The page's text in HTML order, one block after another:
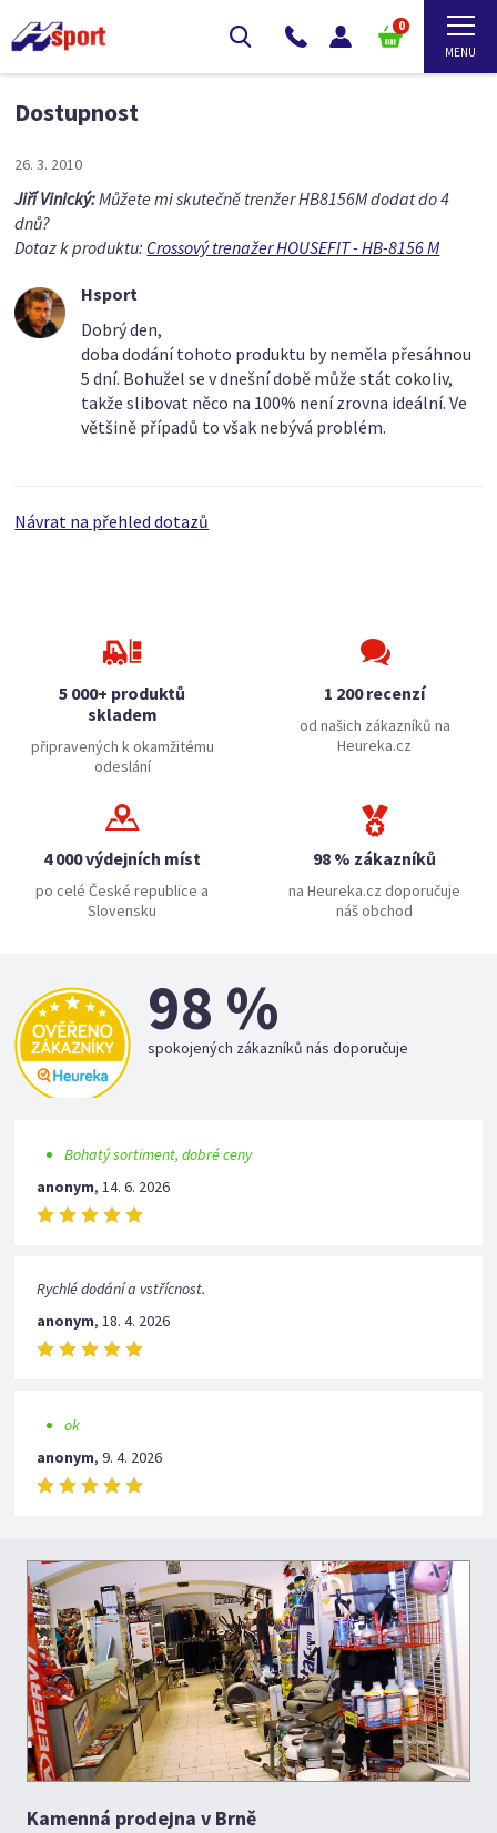
0
Dostupnost
26. 3. 2010
Jiří Vinický:Můžete mi skutečně trenžer HB8156M dodat do 4
dnů?
Dotaz k produktu: Crossový trenažer HOUSEFIT - HB-8156 M
Hsport
Dobrý den,
doba dodání tohoto produktu by neměla přesáhnou
5 dní. Bohužel se v dnešní době může stát cokoliv,
takže slibovat něco na 100% není zrovna ideální. Ve
většině případů to však nebývá problém.
Návrat na přehled dotazů
5 000+ produktů
skladem
připravených k okamžitému
odeslání
1 200 recenzí
od našich zákazníků na
Heureka.cz
4 000 výdejních míst
po celé České republice a
Slovensku
98 % zákazníků
na Heureka.cz doporučuje
náš obchod
98 %
spokojených zákazníků nás doporučuje
Bohatý sortiment, dobré ceny
anonym,14. 6. 2026
Rychlé dodání a vstřícnost.
anonym,18. 4. 2026
ok
anonym,9. 4. 2026
Kamenná prodejna v Brně